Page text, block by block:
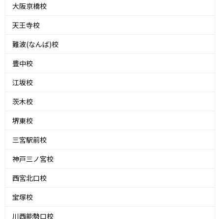
大阪京橋校
天王寺校
難波(なんば)校
豊中校
江坂校
茨木校
堺東校
三宮駅前校
神戸三ノ宮校
西宮北口校
宝塚校
川西能勢口校